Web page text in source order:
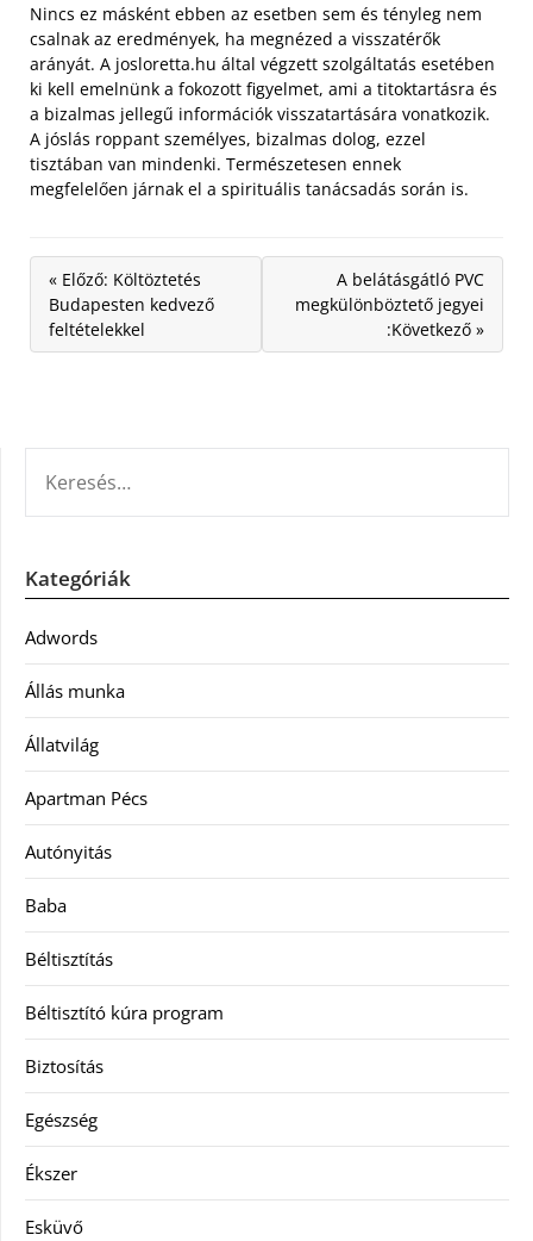
Nincs ez másként ebben az esetben sem és tényleg nem
csalnak az eredmények, ha megnézed a visszatérők
arányát. A josloretta.hu által végzett szolgáltatás esetében
ki kell emelnünk a fokozott figyelmet, ami a titoktartásra és
a bizalmas jellegű információk visszatartására vonatkozik.
A jóslás roppant személyes, bizalmas dolog, ezzel
tisztában van mindenki. Természetesen ennek
megfelelően járnak el a spirituális tanácsadás során is.
« Előző: Költöztetés
Budapesten kedvező
feltételekkel
A belátásgátló PVC
megkülönböztető jegyei
:Következő »
Kategóriák
Adwords
Állás munka
Állatvilág
Apartman Pécs
Autónyitás
Baba
Béltisztítás
Béltisztító kúra program
Biztosítás
Egészség
Ékszer
Esküvő